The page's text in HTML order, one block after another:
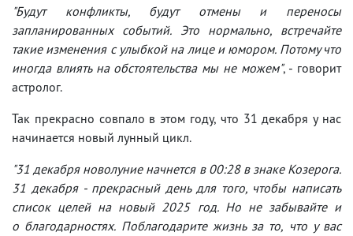
"Будут конфликты, будут отмены и переносы
запланированных событий. Это нормально, встречайте
такие изменения с улыбкой на лице и юмором. Потому что
иногда влиять на обстоятельства мы не можем", - говорит
астролог.
Так прекрасно совпало в этом году, что 31 декабря у нас
начинается новый лунный цикл.
"31 декабря новолуние начнется в 00:28 в знаке Козерога.
31 декабря - прекрасный день для того, чтобы написать
список целей на новый 2025 год. Но не забывайте и
о благодарностях. Поблагодарите жизнь за то, что у вас